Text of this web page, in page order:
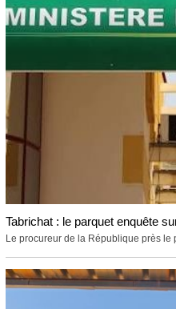
Tabrichat : le parquet enquête
Le procureur de la République près le